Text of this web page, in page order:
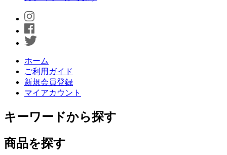
ホーム
ご利用ガイド
新規会員登録
マイアカウント
キーワードから探す
商品を探す